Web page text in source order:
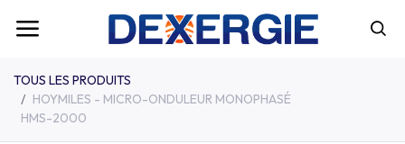
TOUS LES PRODUITS
HOYMILES - MICRO-ONDULEUR MONOPHASÉ
HMS-2000